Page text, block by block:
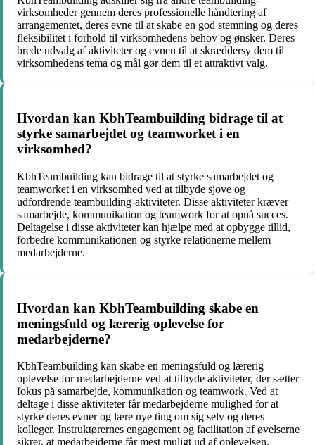
virksomheder gennem deres professionelle håndtering af
arrangementet, deres evne til at skabe en god stemning og deres
fleksibilitet i forhold til virksomhedens behov og ønsker. Deres
brede udvalg af aktiviteter og evnen til at skræddersy dem til
virksomhedens tema og mål gør dem til et attraktivt valg.
Hvordan kan KbhTeambuilding bidrage til at
styrke samarbejdet og teamworket i en
virksomhed?
KbhTeambuilding kan bidrage til at styrke samarbejdet og
teamworket i en virksomhed ved at tilbyde sjove og
udfordrende teambuilding-aktiviteter. Disse aktiviteter kræver
samarbejde, kommunikation og teamwork for at opnå succes.
Deltagelse i disse aktiviteter kan hjælpe med at opbygge tillid,
forbedre kommunikationen og styrke relationerne mellem
medarbejderne.
Hvordan kan KbhTeambuilding skabe en
meningsfuld og lærerig oplevelse for
medarbejderne?
KbhTeambuilding kan skabe en meningsfuld og lærerig
oplevelse for medarbejderne ved at tilbyde aktiviteter, der sætter
fokus på samarbejde, kommunikation og teamwork. Ved at
deltage i disse aktiviteter får medarbejderne mulighed for at
styrke deres evner og lære nye ting om sig selv og deres
kolleger. Instruktørernes engagement og facilitation af øvelserne
sikrer, at medarbejderne får mest muligt ud af oplevelsen.